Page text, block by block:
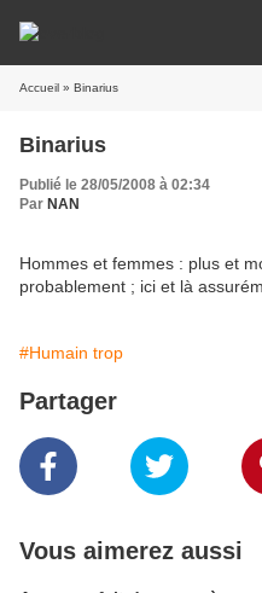
Accueil » Binarius
Binarius
Publié le 28/05/2008 à 02:34
Par NAN
Hommes et femmes : plus et
probablement ; ici et là
#Humain trop
Partager
Vous aimerez aussi